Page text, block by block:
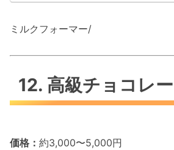
ミルクフォーマー/
12. 高級チョコレ
価格： 約3,000〜5,000円